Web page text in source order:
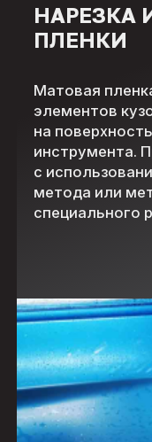
НАРЕЗКА
ПЛЕНКИ
Матовая
элементов
на
инструмента.
с
метода или
специального